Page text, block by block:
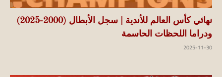
نهائي كأس العالم للأندية | سجل الأبطال (2000-2025)
ودراما اللحظات الحاسمة
2025-11-30